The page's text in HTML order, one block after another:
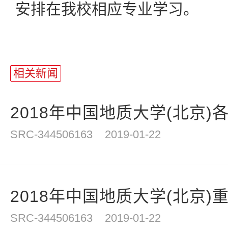
安排在我校相应专业学习。
相关新闻
2018年中国地质大学(北京)
SRC-344506163 2019-01-22
2018年中国地质大学(北京)
SRC-344506163 2019-01-22